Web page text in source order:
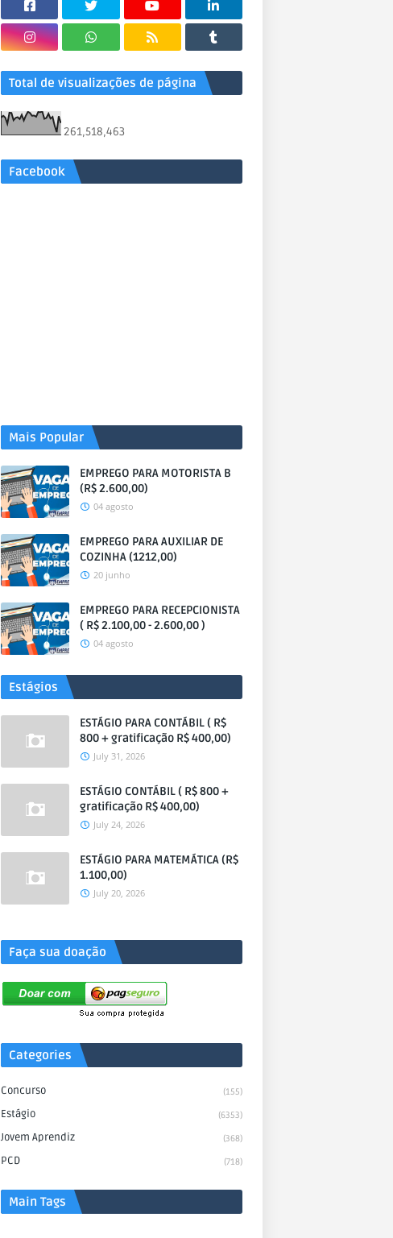
Total de visualizações de página
261,518,463
Facebook
Mais Popular
EMPREGO PARA MOTORISTA B
(R$ 2.600,00)
04 agosto
EMPREGO PARA AUXILIAR DE
COZINHA (1212,00)
20 junho
EMPREGO PARA RECEPCIONISTA
( R$ 2.100,00 - 2.600,00 )
04 agosto
Estágios
ESTÁGIO PARA CONTÁBIL ( R$
800 + gratificação R$ 400,00)
July 31, 2026
ESTÁGIO CONTÁBIL ( R$ 800 +
gratificação R$ 400,00)
July 24, 2026
ESTÁGIO PARA MATEMÁTICA (R$
1.100,00)
July 20, 2026
Faça sua doação
Categories
Concurso (155)
Estágio (6353)
Jovem Aprendiz (368)
PCD (718)
Main Tags